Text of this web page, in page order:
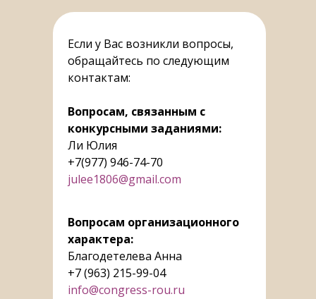
Если у Вас возникли вопросы,
обращайтесь по следующим
контактам:
Вопросам, связанным с
конкурсными заданиями:
Ли Юлия
+7(977) 946-74-70
julee1806@gmail.com
Вопросам организационного
характера:
Благодетелева Анна
+7 (963) 215-99-04
info@congress-rou.ru